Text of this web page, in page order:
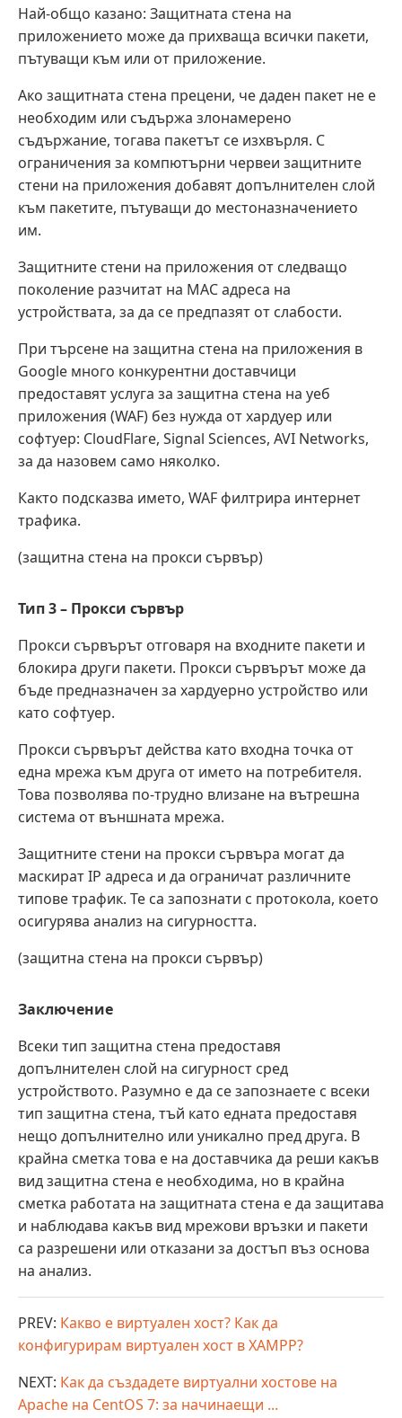
Най-общо казано: Защитната стена на
приложението може да прихваща всички пакети,
пътуващи към или от приложение.
Ако защитната стена прецени, че даден пакет не е
необходим или съдържа злонамерено
съдържание, тогава пакетът се изхвърля. С
ограничения за компютърни червеи защитните
стени на приложения добавят допълнителен слой
към пакетите, пътуващи до местоназначението
им.
Защитните стени на приложения от следващо
поколение разчитат на MAC адреса на
устройствата, за да се предпазят от слабости.
При търсене на защитна стена на приложения в
Google много конкурентни доставчици
предоставят услуга за защитна стена на уеб
приложения (WAF) без нужда от хардуер или
софтуер: CloudFlare, Signal Sciences, AVI Networks,
за да назовем само няколко.
Както подсказва името, WAF филтрира интернет
трафика.
(защитна стена на прокси сървър)
Тип 3 – Прокси сървър
Прокси сървърът отговаря на входните пакети и
блокира други пакети. Прокси сървърът може да
бъде предназначен за хардуерно устройство или
като софтуер.
Прокси сървърът действа като входна точка от
една мрежа към друга от името на потребителя.
Това позволява по-трудно влизане на вътрешна
система от външната мрежа.
Защитните стени на прокси сървъра могат да
маскират IP адреса и да ограничат различните
типове трафик. Те са запознати с протокола, което
осигурява анализ на сигурността.
(защитна стена на прокси сървър)
Заключение
Всеки тип защитна стена предоставя
допълнителен слой на сигурност сред
устройството. Разумно е да се запознаете с всеки
тип защитна стена, тъй като едната предоставя
нещо допълнително или уникално пред друга. В
крайна сметка това е на доставчика да реши какъв
вид защитна стена е необходима, но в крайна
сметка работата на защитната стена е да защитава
и наблюдава какъв вид мрежови връзки и пакети
са разрешени или отказани за достъп въз основа
на анализ.
PREV: Какво е виртуален хост? Как да
конфигурирам виртуален хост в XAMPP?
NEXT: Как да създадете виртуални хостове на
Apache на CentOS 7: за начинаещи ...